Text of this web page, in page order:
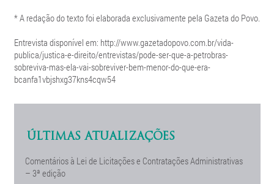
* A redação do texto foi elaborada exclusivamente pela Gazeta do Povo.
Entrevista disponível em: http://www.gazetadopovo.com.br/vida-
publica/justica-e-direito/entrevistas/pode-ser-que-a-petrobras-
sobreviva-mas-ela-vai-sobreviver-bem-menor-do-que-era-
bcanfa1vbjshxg37kns4cqw54
ÚLTIMAS ATUALIZAÇÕES
Comentários à Lei de Licitações e Contratações Administrativas
– 3ª edição